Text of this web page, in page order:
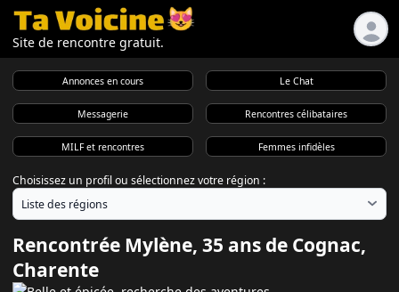
Site de rencontre gratuit.
Annonces en cours Le Chat
Messagerie Rencontres célibataires
MILF et rencontres Femmes infidèles
Choisissez un profil ou sélectionnez votre région :
Rencontrée Mylène, 35 ans de Cognac,
Charente